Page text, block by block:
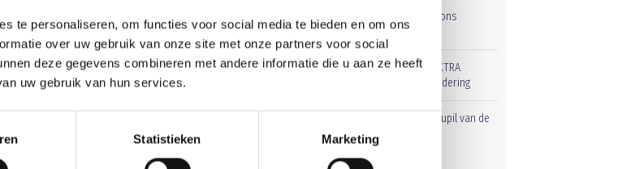
te personaliseren, om functies voor social media te bieden en om ons
over uw gebruik van onze site met onze partners voor social
deze gegevens combineren met andere informatie die u aan ze heeft
uw gebruik van hun services.
Statistieken Marketing
Groot onderhoud op ons
sportpark
Uitnodiging voor de EXTRA
Algemene Ledenvergadering
Word jij de volgende Pupil van de
Week bij BlauwGeel?